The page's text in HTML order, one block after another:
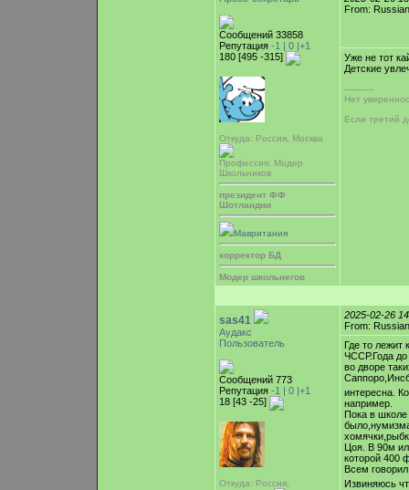
Сообщений 33858
Репутация -1 | 0 |+1
180 [495 -315]
Откуда: Россия, Москва
Профессия: Модер
Школьников
президент ФФ
Шотландии
Мавритания
корректор БД
Модер школьнегов
From:
Уже не тот
Детские
-----------
Нет
Если третий
sas41
Аудакс
Пользователь
Сообщений 773
Репутация -1 | 0 |+1
18 [43 -25]
Откуда: Россия,
2025-02-26
From:
Где то лежит
ЧССР.Года до
во дворе
интересна.
например.
Пока в школе
Цоя. В 90м
которой 400
Всем
Извиняюсь